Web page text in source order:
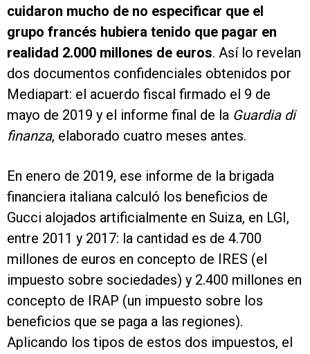
cuidaron mucho de no especificar que el
grupo francés hubiera tenido que pagar en
realidad 2.000 millones de euros. Así lo revelan
dos documentos confidenciales obtenidos por
Mediapart: el acuerdo fiscal firmado el 9 de
mayo de 2019 y el informe final de la Guardia di
finanza, elaborado cuatro meses antes.
En enero de 2019, ese informe de la brigada
financiera italiana calculó los beneficios de
Gucci alojados artificialmente en Suiza, en LGI,
entre 2011 y 2017: la cantidad es de 4.700
millones de euros en concepto de IRES (el
impuesto sobre sociedades) y 2.400 millones en
concepto de IRAP (un impuesto sobre los
beneficios que se paga a las regiones).
Aplicando los tipos de estos dos impuestos, el